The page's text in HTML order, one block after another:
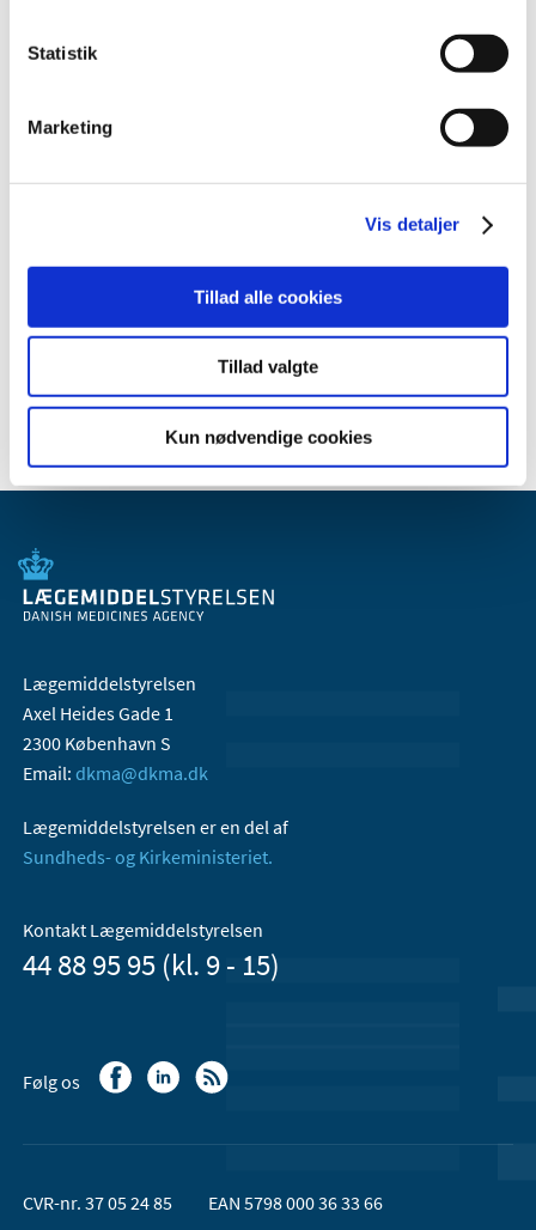
Statistik
Marketing
Vis detaljer
Tillad alle cookies
Tillad valgte
Kun nødvendige cookies
januar (3)
2013 (49)
2011 (13)
Lægemiddelstyrelsen
Axel Heides Gade 1
2300 København S
Email: dkma@dkma.dk
Lægemiddelstyrelsen er en del af
Sundheds- og Kirkeministeriet.
Kontakt Lægemiddelstyrelsen
44 88 95 95 (kl. 9 - 15)
Følg os
CVR-nr. 37 05 24 85 EAN 5798 000 36 33 66